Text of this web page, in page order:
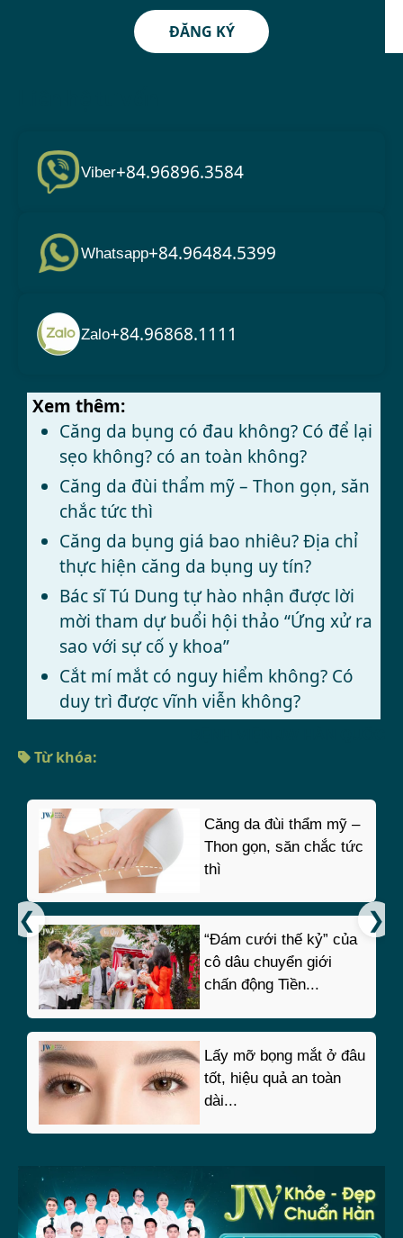
ĐĂNG KÝ
Viber+84.96896.3584
Whatsapp+84.96484.5399
Zalo+84.96868.1111
Xem thêm:
Căng da bụng có đau không? Có để lại
sẹo không? có an toàn không?
Căng da đùi thẩm mỹ – Thon gọn, săn
chắc tức thì
Căng da bụng giá bao nhiêu? Địa chỉ
thực hiện căng da bụng uy tín?
Bác sĩ Tú Dung tự hào nhận được lời
mời tham dự buổi hội thảo “Ứng xử ra
sao với sự cố y khoa”
Cắt mí mắt có nguy hiểm không? Có
duy trì được vĩnh viễn không?
Từ khóa:
Căng da đùi thẩm mỹ –
Thon gọn, săn chắc tức
thì
“Đám cưới thế kỷ” của
cô dâu chuyển giới
chấn động Tiền...
Lấy mỡ bọng mắt ở đâu
tốt, hiệu quả an toàn
dài...